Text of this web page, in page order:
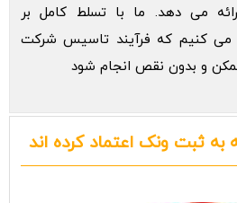
می دهد. ما با تسلط کامل بر
می کنیم که فرآیند تاسیس شرکت
و بدون نقص انجام شود
به ثبت ونک اعتماد کرده اند